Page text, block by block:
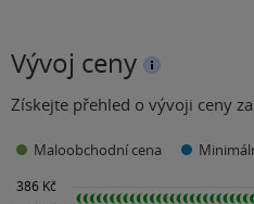
Vývoj ceny
Získejte přehled o vývoji ceny
Maloobchodní cena